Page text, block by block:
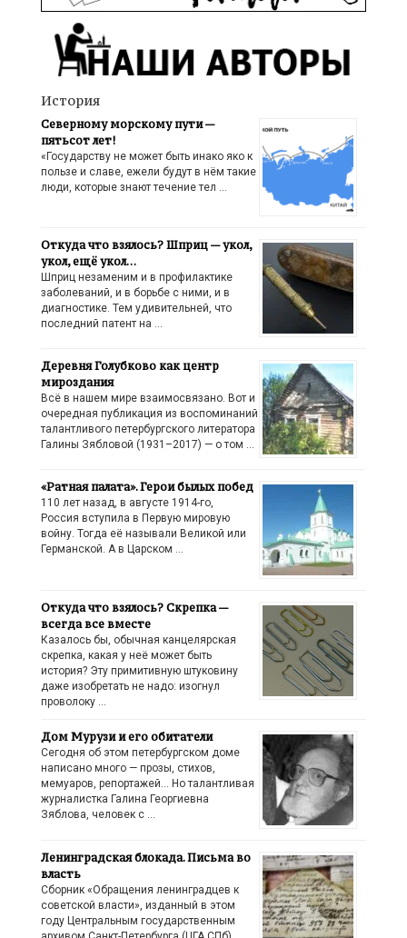
История
Северному морскому пути —
пятьсот лет!
«Государству не может быть инако яко к
пользе и славе, ежели будут в нём такие
люди, которые знают течение тел …
Откуда что взялось? Шприц — укол,
укол, ещё укол…
Шприц незаменим и в профилактике
заболеваний, и в борьбе с ними, и в
диагностике. Тем удивительней, что
последний патент на …
Деревня Голубково как центр
мироздания
Всё в нашем мире взаимосвязано. Вот и
очередная публикация из воспоминаний
талантливого петербургского литератора
Галины Зябловой (1931–2017) — о том …
«Ратная палата». Герои былых побед
110 лет назад, в августе 1914-го,
Россия вступила в Первую мировую
войну. Тогда её называли Великой или
Германской. А в Царском …
Откуда что взялось? Скрепка —
всегда все вместе
Казалось бы, обычная канцелярская
скрепка, какая у неё может быть
история? Эту примитивную штуковину
даже изобретать не надо: изогнул
проволоку …
Дом Мурузи и его обитатели
Сегодня об этом петербургском доме
написано много — прозы, стихов,
мемуаров, репортажей… Но талантливая
журналистка Галина Георгиевна
Зяблова, человек с …
Ленинградская блокада. Письма во
власть
Сборник «Обращения ленинградцев к
советской власти», изданный в этом
году Центральным государственным